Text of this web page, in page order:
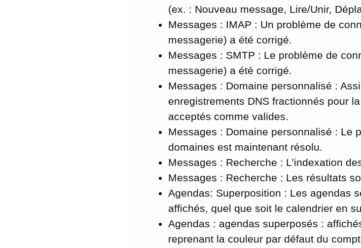
(ex. : Nouveau message, Lire/Unir,
Messages : IMAP : Un problème de
messagerie) a été corrigé.
Messages : SMTP : Le problème de
messagerie) a été corrigé.
Messages : Domaine personnalisé :
enregistrements DNS fractionnés pour
acceptés comme valides.
Messages : Domaine personnalisé : Le
domaines est maintenant résolu.
Messages : Recherche : L’indexation
Messages : Recherche : Les résultats
Agendas: Superposition : Les agendas
affichés, quel que soit le calendrier en
Agendas : agendas superposés :
reprenant la couleur par défaut du